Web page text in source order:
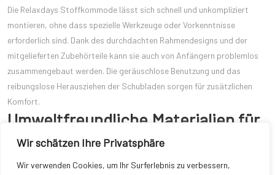
Wir schätzen Ihre Privatsphäre
Wir verwenden Cookies, um Ihr Surferlebnis zu verbessern,
Die Relaxdays Stoffkommode lässt sich schnell und unkompliziert
montieren, ohne dass spezielle Werkzeuge oder Vorkenntnisse
erforderlich sind. Dank des durchdachten Rahmendesigns und der
mitgelieferten Zubehörteile kann sie auch von Anfängern problemlos
zusammengebaut werden. Die geräuschlose Benutzung und das
reibungslose Herausziehen der Schubladen sorgen für zusätzlichen
Komfort.
Umweltfreundliche Materialien für
eine gesunde Nutzung
In Zeiten wachsendem Umweltbewusstseins besteht die